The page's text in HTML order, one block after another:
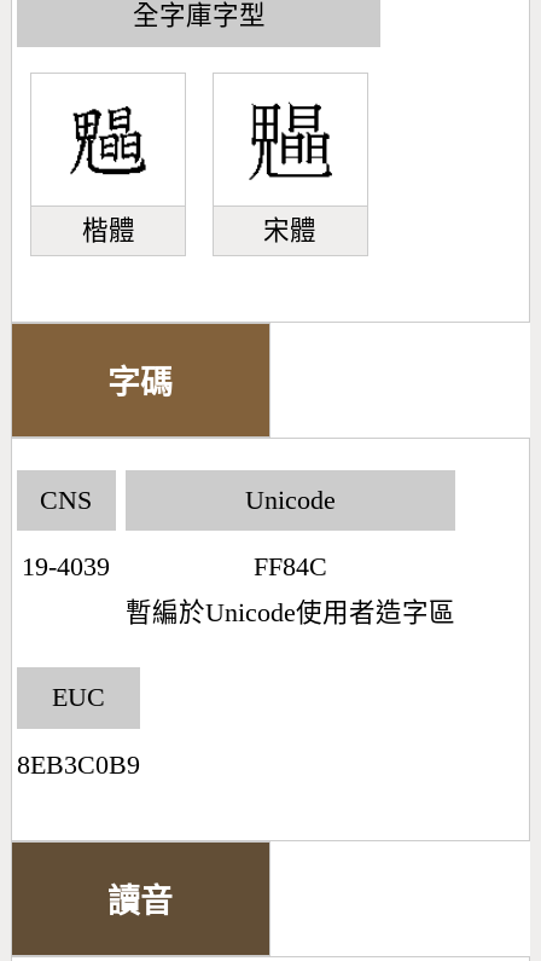
全字庫字型
楷體 宋體
字碼
CNS
19-4039
Unicode
FF84C
暫編於Unicode使用者造字區
EUC
8EB3C0B9
讀音